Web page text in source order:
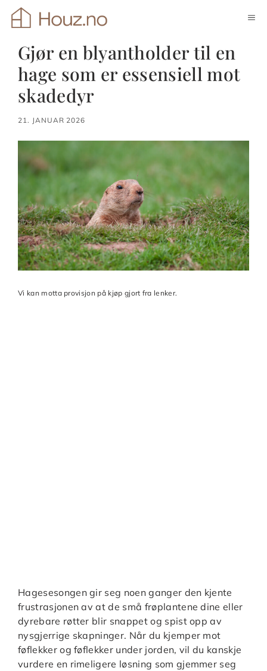
Hopp
Gjør en blyantholder til en
hage som er essensiell mot
skadedyr
21. JANUAR 2026
Vi kan motta provisjon på kjøp gjort fra lenker.
Hagesesongen gir seg noen ganger den kjente
frustrasjonen av at de små frøplantene dine eller
dyrebare røtter blir snappet og spist opp av
nysgjerrige skapninger. Når du kjemper mot
føflekker og føflekker under jorden, vil du kanskje
vurdere en rimeligere løsning som gjemmer seg